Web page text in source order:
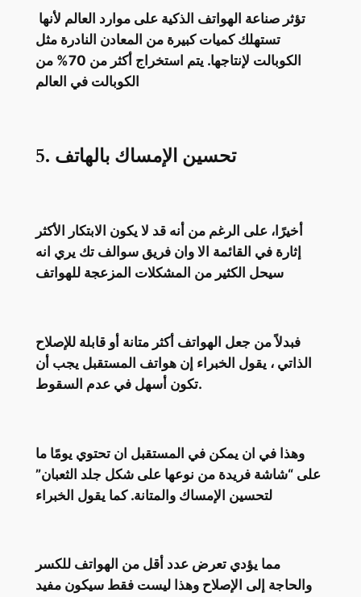
تستهلك كميات كبيرة من المعادن النادرة مثل
الكوبالت لإنتاجها. يتم استخراج أكثر من 70% من
الكوبالت في العالم
5. تحسين الإمساك بالهاتف
أخيرًا، على الرغم من أنه قد لا يكون الابتكار الأكثر
إثارة في القائمة الا وان فريق سوالف تك يري انه
سيحل الكثير من المشكلات المزعجة للهواتف
فبدلاً من جعل الهواتف أكثر متانة أو قابلة للإصلاح
الذاتي ، يقول الخبراء إن هواتف المستقبل يجب أن
تكون أسهل في عدم السقوط.
وهذا في ان يمكن في المستقبل ان تحتوي يومًا ما
على “شاشة فريدة من نوعها على شكل جلد الثعبان”
لتحسين الإمساك والمتانة. كما يقول الخبراء
مما يؤدي تعرض عدد أقل من الهواتف للكسر
والحاجة إلى الإصلاح وهذا ليست فقط سيكون مفيد